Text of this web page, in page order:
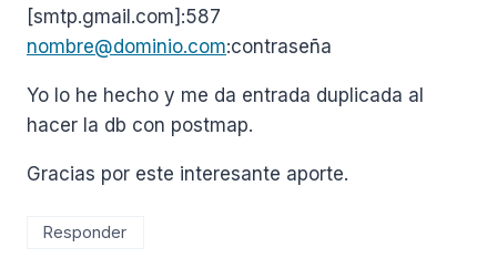
[smtp.gmail.com]:587
nombre@dominio.com:contraseña
Yo lo he hecho y me da entrada duplicada al
hacer la db con postmap.
Gracias por este interesante aporte.
Responder